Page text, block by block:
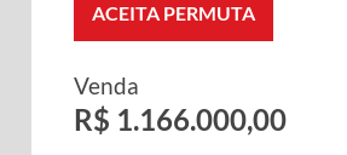
ACEITA PERMUTA
Venda
R$ 1.166.000,00